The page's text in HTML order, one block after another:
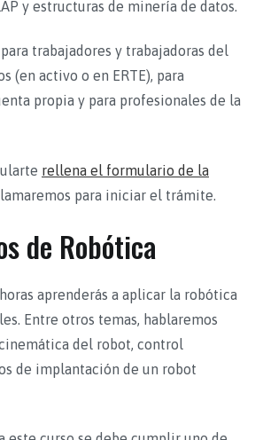
y estructuras de minería de datos.
trabajadores y trabajadoras del
(en activo o en ERTE), para
propia y para profesionales de la
rellena el formulario de la
para iniciar el trámite.
de Robótica
aprenderás a aplicar la robótica
Entre otros temas, hablaremos
del robot, control
de implantación de un robot